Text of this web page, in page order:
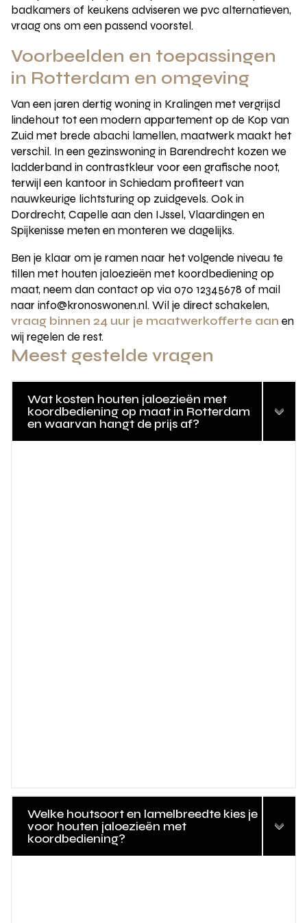
badkamers of keukens adviseren we pvc alternatieven,
vraag ons om een passend voorstel.
Voorbeelden en toepassingen
in Rotterdam en omgeving
Van een jaren dertig woning in Kralingen met vergrijsd
lindehout tot een modern appartement op de Kop van
Zuid met brede abachi lamellen, maatwerk maakt het
verschil. In een gezinswoning in Barendrecht kozen we
ladderband in contrastkleur voor een grafische noot,
terwijl een kantoor in Schiedam profiteert van
nauwkeurige lichtsturing op zuidgevels. Ook in
Dordrecht, Capelle aan den IJssel, Vlaardingen en
Spijkenisse meten en monteren we dagelijks.
Ben je klaar om je ramen naar het volgende niveau te
tillen met houten jaloezieën met koordbediening op
maat, neem dan contact op via 070 12345678 of mail
naar info@kronoswonen.nl. Wil je direct schakelen,
vraag binnen 24 uur je maatwerkofferte aan en
wij regelen de rest.
Meest gestelde vragen
Wat kosten houten jaloezieën met
koordbediening op maat in Rotterdam
en waarvan hangt de prijs af?
Welke houtsoort en lamelbreedte kies je
voor houten jaloezieën met
koordbediening?